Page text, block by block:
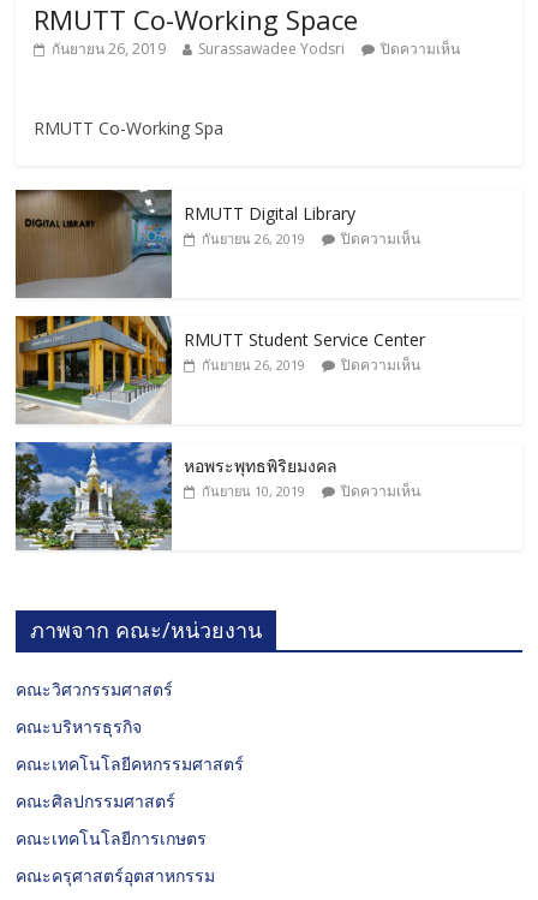
RMUTT Co-Working Space
กันยายน 26, 2019 Surassawadee Yodsri ปิดความเห็น
RMUTT Co-Working Spa
RMUTT Digital Library
กันยายน 26, 2019 ปิดความเห็น
RMUTT Student Service Center
กันยายน 26, 2019 ปิดความเห็น
หอพระพุทธพิริยมงคล
กันยายน 10, 2019 ปิดความเห็น
ภาพจาก คณะ/หน่วยงาน
คณะวิศวกรรมศาสตร์
คณะบริหารธุรกิจ
คณะเทคโนโลยีคหกรรมศาสตร์
คณะศิลปกรรมศาสตร์
คณะเทคโนโลยีการเกษตร
คณะครุศาสตร์อุตสาหกรรม